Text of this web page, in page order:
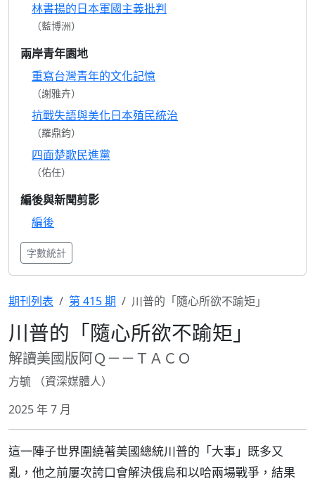
林書揚的日本軍國主義批判
（藍博洲）
兩岸青年園地
重寫台灣青年的文化記憶
（謝雅卉）
抗戰失語與美化日本殖民統治
（羅鼎鈞）
四面楚歌民進黨
（佑任）
編後與新聞剪影
編後
字數統計
期刊列表 第 415 期 川普的「隨心所欲不踰矩」
川普的「隨心所欲不踰矩」
解讀美國版阿Ｑ－－ＴＡＣＯ
方毓 （資深媒體人）
2025 年 7 月
這一陣子世界圍繞著美國總統川普的「大事」既多又
亂，他之前屢次誇口會解決俄烏和以哈兩場戰爭，結果